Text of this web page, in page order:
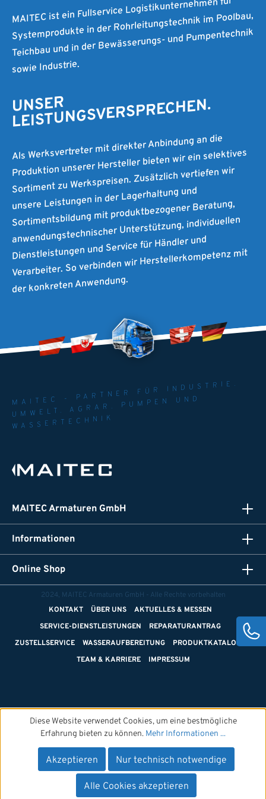
MAITEC ist ein Fullservice Logistikunternehmen für
Systemprodukte in der Rohrleitungstechnik im Poolbau,
Teichbau und in der Bewässerungs- und Pumpentechnik
sowie Industrie.
UNSER
LEISTUNGSVERSPRECHEN.
Als Werksvertreter mit direkter Anbindung an die
Produktion unserer Hersteller bieten wir ein selektives
Sortiment zu Werkspreisen. Zusätzlich vertiefen wir
unsere Leistungen in der Lagerhaltung und
Sortimentsbildung mit produktbezogener Beratung,
anwendungstechnischer Unterstützung, individuellen
Dienstleistungen und Service für Händler und
Verarbeiter. So verbinden wir Herstellerkompetenz mit
der konkreten Anwendung.
MAITEC - PARTNER FÜR INDUSTRIE.
UMWELT. AGRAR. PUMPEN UND
WASSERTECHNIK
MAITEC Armaturen GmbH
Informationen
Online Shop
2024, MAITEC Armaturen GmbH - Alle Rechte vorbehalten
KONTAKT
ÜBER UNS
AKTUELLES & MESSEN
SERVICE-DIENSTLEISTUNGEN
REPARATURANTRAG
ZUSTELLSERVICE
WASSERAUFBEREITUNG
PRODUKTKATALOGE
TEAM & KARRIERE
IMPRESSUM
Diese Website verwendet Cookies, um eine bestmögliche
Erfahrung bieten zu können. Mehr Informationen ...
Nur technisch notwendige
Akzeptieren
Alle Cookies akzeptieren